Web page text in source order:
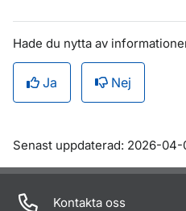
Hade du nytta av
Ja Nej
Om sidan
Senast uppdaterad: 2026-04-
Kontakta oss